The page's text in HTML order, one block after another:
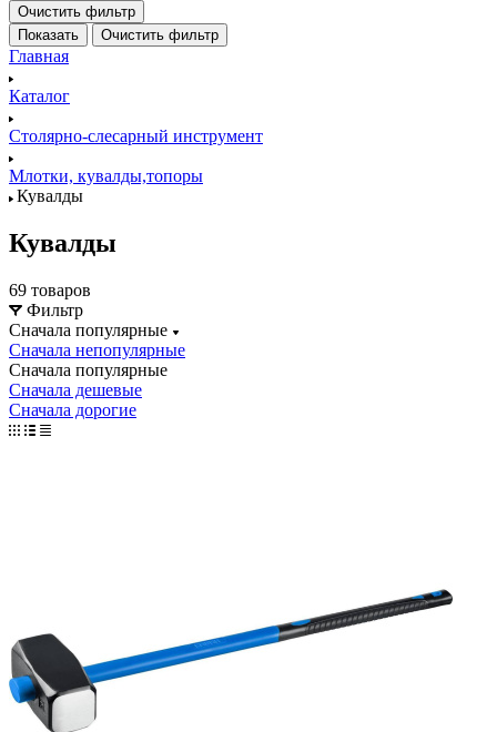
Очистить фильтр
Показать
Очистить фильтр
Главная
Каталог
Столярно-слесарный инструмент
Млотки, кувалды,топоры
Кувалды
Кувалды
69 товаров
Фильтр
Сначала популярные
Сначала непопулярные
Сначала популярные
Сначала дешевые
Сначала дорогие